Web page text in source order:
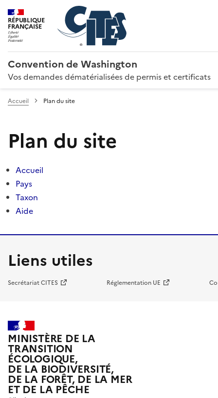
RÉPUBLIQUE
FRANÇAISE
Convention de Washington
Vos demandes dématérialisées de permis et certificats
Accueil Plan du site
Plan du site
Accueil
Pays
Taxon
Aide
Liens utiles
Secrétariat CITES Réglementation UE
MINISTÈRE DE LA
TRANSITION
ÉCOLOGIQUE,
DE LA BIODIVERSITÉ,
DE LA FORÊT, DE LA MER
ET DE LA PÊCHE